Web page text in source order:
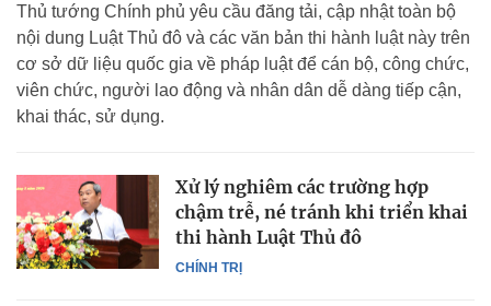
Thủ tướng Chính phủ yêu cầu đăng tải, cập nhật toàn bộ
nội dung Luật Thủ đô và các văn bản thi hành luật này trên
cơ sở dữ liệu quốc gia về pháp luật để cán bộ, công chức,
viên chức, người lao động và nhân dân dễ dàng tiếp cận,
khai thác, sử dụng.
CHÍNH TRỊ
Xử lý nghiêm các trường hợp
chậm trễ, né tránh khi triển khai
thi hành Luật Thủ đô